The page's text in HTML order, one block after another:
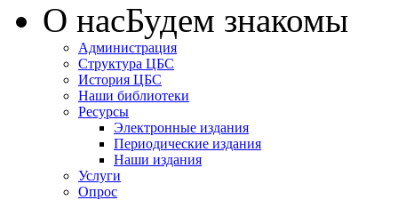
О насБудем знакомы
Администрация
Структура ЦБС
История ЦБС
Наши библиотеки
Ресурсы
Электронные издания
Периодические издания
Наши издания
Услуги
Опрос